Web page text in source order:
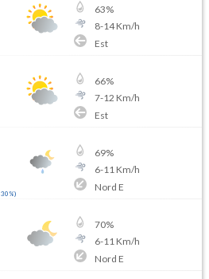
63%
8-14Km/h
Est
66%
7-12 Km/h
Est
30 %)
69%
6-11Km/h
Nord E
70%
6-11Km/h
Nord E